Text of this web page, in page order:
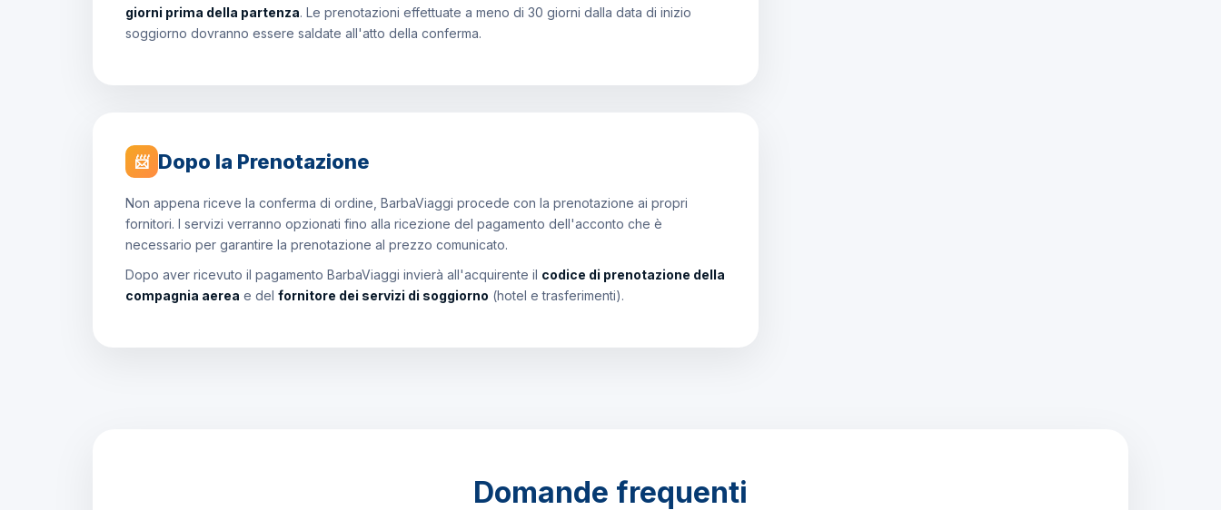
giorni prima della partenza. Le prenotazioni effettuate a meno di 30 giorni dalla data di inizio
soggiorno dovranno essere saldate all'atto della conferma.
📨 Dopo la Prenotazione
Non appena riceve la conferma di ordine, BarbaViaggi procede con la prenotazione ai propri
fornitori. I servizi verranno opzionati fino alla ricezione del pagamento dell'acconto che è
necessario per garantire la prenotazione al prezzo comunicato.
Dopo aver ricevuto il pagamento BarbaViaggi invierà all'acquirente il codice di prenotazione della
compagnia aerea e del fornitore dei servizi di soggiorno (hotel e trasferimenti).
Domande frequenti